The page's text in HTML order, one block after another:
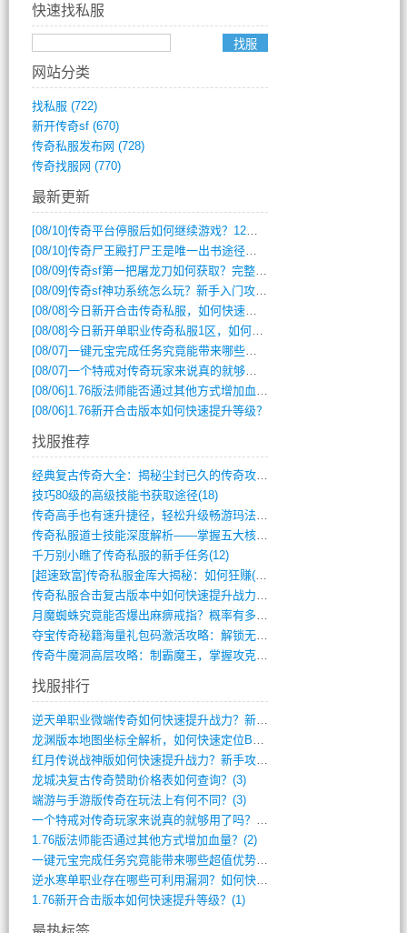
快速找私服
网站分类
找私服 (722)
新开传奇sf(670)
传奇私服发布网 (728)
传奇找服网 (770)
最新更新
[08/10]传奇平台停服后如何继续游戏？12月6日停服影响攻略吗？
[08/10]传奇尸王殿打尸王是唯一出书途径吗？
[08/09]传奇sf第一把屠龙刀如何获取？完整攻略揭秘
[08/09]传奇sf神功系统怎么玩？新手入门攻略全解析
[08/08]今日新开合击传奇私服，如何快速提升角色战力？
[08/08]今日新开单职业传奇私服1区，如何快速升级与获取顶级装备？
[08/07]一键元宝完成任务究竟能带来哪些超值优势？
[08/07]一个特戒对传奇玩家来说真的就够用了吗？
[08/06] 1.76版法师能否通过其他方式增加血量？
[08/06] 1.76新开合击版本如何快速提升等级？
找服推荐
经典复古传奇大全：揭秘尘封已久的传奇攻略(348)
技巧80级的高级技能书获取途径(18)
传奇高手也有速升捷径，轻松升级畅游玛法(11)
传奇私服道士技能深度解析——掌握五大核心(956)
千万别小瞧了传奇私服的新手任务(12)
[超速致富]传奇私服金库大揭秘：如何狂赚(590)
传奇私服合击复古版本中如何快速提升战力与(917)
月魔蜘蛛究竟能否爆出麻痹戒指？概率有多大(11)
夺宝传奇秘籍海量礼包码激活攻略：解锁无限(587)
传奇牛魔洞高层攻略：制霸魔王，掌握攻克要(12)
找服排行
逆天单职业微端传奇如何快速提升战力？新手(4)
龙渊版本地图坐标全解析，如何快速定位BO(4)
红月传说战神版如何快速提升战力？新手攻略(3)
龙城决复古传奇赞助价格表如何查询？(3)
端游与手游版传奇在玩法上有何不同？(3)
一个特戒对传奇玩家来说真的就够用了吗？(2)
1.76版法师能否通过其他方式增加血量？(2)
一键元宝完成任务究竟能带来哪些超值优势？(1)
逆水寒单职业存在哪些可利用漏洞？如何快速(1)
1.76新开合击版本如何快速提升等级？(1)